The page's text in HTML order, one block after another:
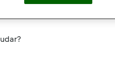
à Guia. Mas agora não